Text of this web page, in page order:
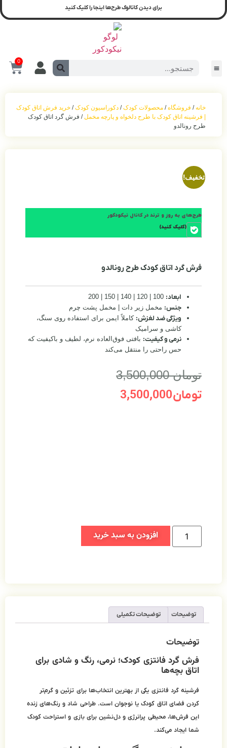
طرح‌ها اینجا را کلیک کنید
دکوراسیون کودک/خرید فرش اتاق کودک
و پارچه مخمل/ فرش گرد اتاق کودک
رونالدو
| مخمل پشت چرم
ایمن برای استفاده روی سنگ،
فوق‌العاده نرم، لطیف و باکیفیت که
نرمی، رنگ و شادی برای
انتخاب‌ها برای تزئین و گرم‌تر
است. طراحی شاد و رنگ‌های زنده
و دل‌نشین برای بازی و استراحت کودک